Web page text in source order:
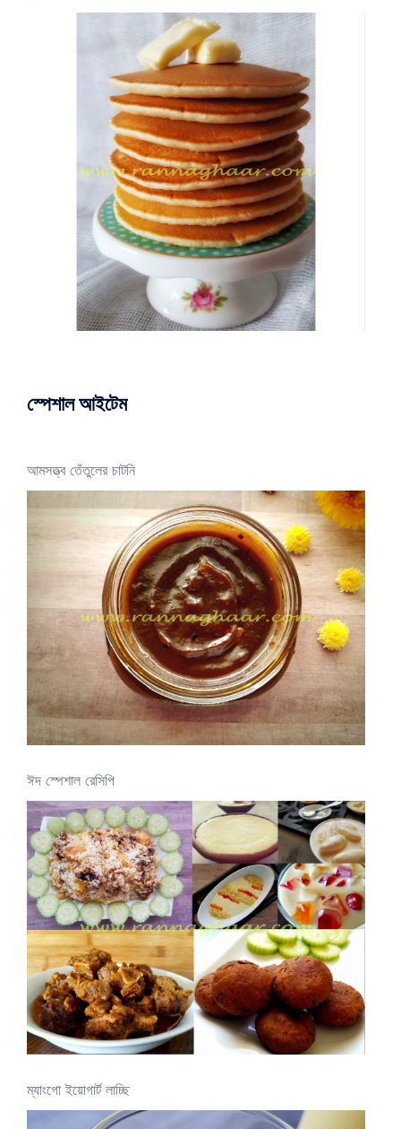
স্পেশাল আইটেম
আমসত্ত্ব তেঁতুলের চাটনি
ঈদ স্পেশাল রেসিপি
ম্যাংগো ইয়োগার্ট লাচ্ছি